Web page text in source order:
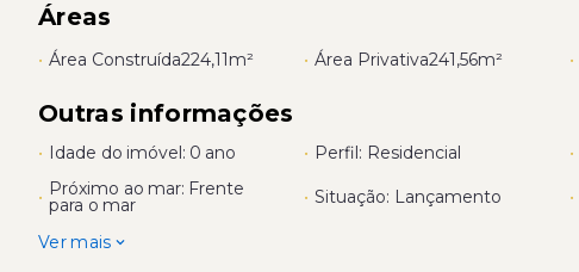
Áreas
• Área Construída224,11m² • Área Privativa241,56m² •
Outras informações
• Idade do imóvel: 0 ano • Perfil: Residencial •
• Próximo ao mar: Frente
para o mar • Situação: Lançamento •
Ver mais